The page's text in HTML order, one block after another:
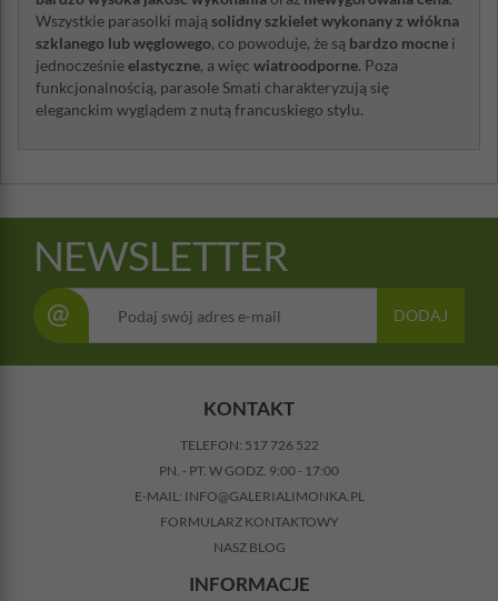
Wszystkie parasolki mają solidny szkielet wykonany z włókna
szklanego lub węglowego, co powoduje, że są bardzo mocne i
jednocześnieelastyczne, a więc wiatroodporne. Poza
funkcjonalnością, parasole Smati charakteryzują się
eleganckim wyglądem z nutą francuskiego stylu.
NEWSLETTER
@ DODAJ
KONTAKT
TELEFON: 517 726 522
PN. - PT. W GODZ. 9:00 - 17:00
E-MAIL: INFO@GALERIALIMONKA.PL
FORMULARZ KONTAKTOWY
NASZ BLOG
INFORMACJE